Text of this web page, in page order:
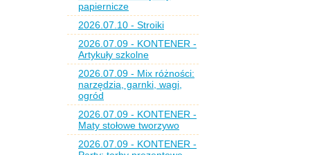
papiernicze
2026.07.10 - Stroiki
2026.07.09 - KONTENER -
Artykuły szkolne
2026.07.09 - Mix różności:
narzędzia, garnki, wagi,
ogród
2026.07.09 - KONTENER -
Maty stołowe tworzywo
2026.07.09 - KONTENER -